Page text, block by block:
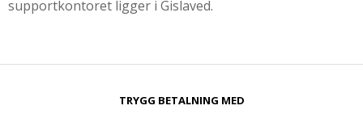
supportkontoret ligger i Gislaved.
TRYGG BETALNING MED​